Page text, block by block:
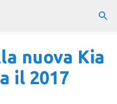
principali
nuova Kia
il 2017